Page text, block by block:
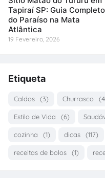
Tapiraí SP: Guia Completo
do Paraíso na Mata
Atlântica
19 Fevereiro, 2026
Etiqueta
Caldos (3) Churrasco
Estilo de Vida (6)
cozinha (1) dicas (117)
receitas de bolos (1)